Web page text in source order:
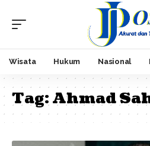
Wisata Hukum Nasional
Tag:Ahmad